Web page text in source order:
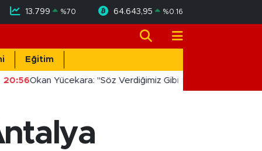
13.799 %70 64.643,95 %0.16
Eğitim
20:56Okan Yücekara: "Söz Verdiğimiz Gibi Masada Değil,